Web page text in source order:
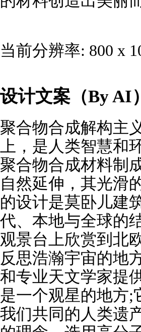
当前分辨率: 800 x
设计文案（By AI）
聚合物合成解构主
上，是人类智慧和
聚合物合成材料制
自然延伸，其光滑
的设计是莫卧儿建
代、本地与全球的
观景台上欣赏到北
反思浩瀚宇宙的地
和专业天文学家提
是一个观星的地方;
我们共同的人类遗